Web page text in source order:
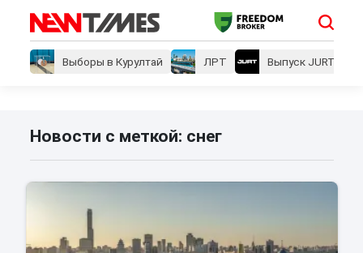
Выборы в Курултай ЛРТ Выпуск JURT
Новости с меткой: снег